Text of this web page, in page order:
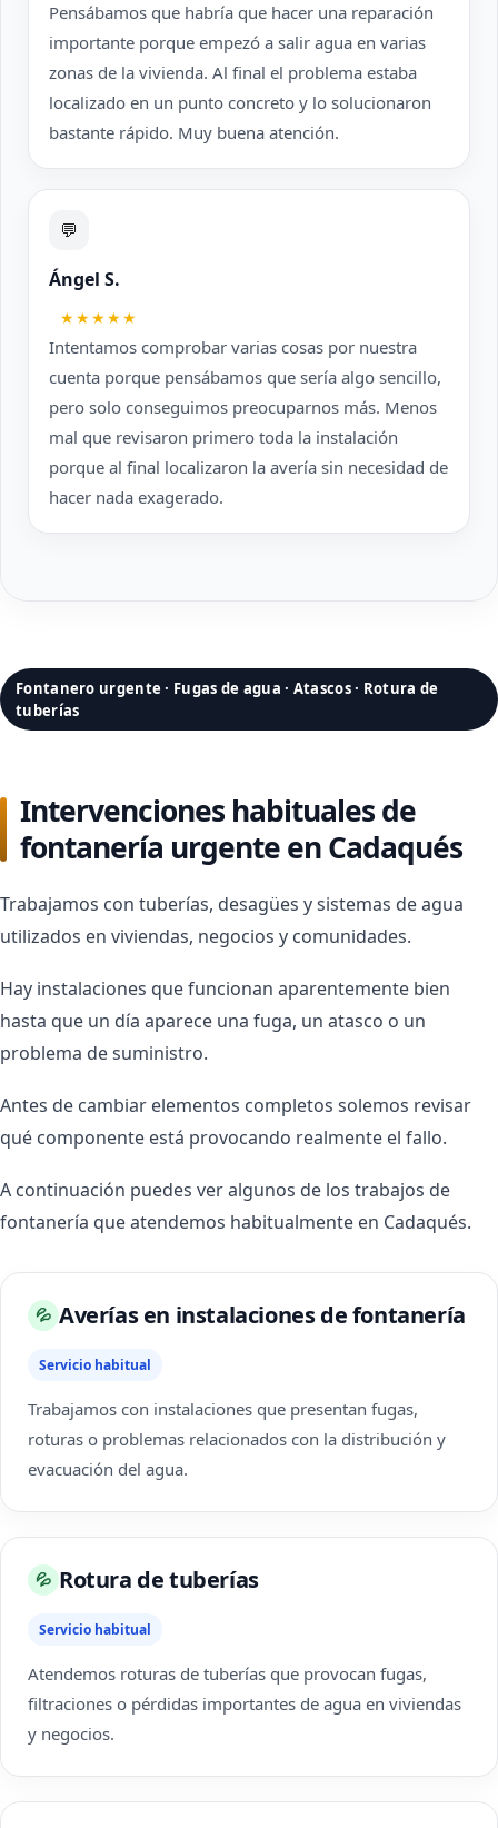
Pensábamos que habría que hacer una reparación
importante porque empezó a salir agua en varias
zonas de la vivienda. Al final el problema estaba
localizado en un punto concreto y lo solucionaron
bastante rápido. Muy buena atención.
💬
Ángel S.
★★★★★
Intentamos comprobar varias cosas por nuestra
cuenta porque pensábamos que sería algo sencillo,
pero solo conseguimos preocuparnos más. Menos
mal que revisaron primero toda la instalación
porque al final localizaron la avería sin necesidad de
hacer nada exagerado.
Fontanero urgente · Fugas de agua · Atascos · Rotura de
tuberías
Intervenciones habituales de
fontanería urgente en Cadaqués
Trabajamos con tuberías, desagües y sistemas de agua
utilizados en viviendas, negocios y comunidades.
Hay instalaciones que funcionan aparentemente bien
hasta que un día aparece una fuga, un atasco o un
problema de suministro.
Antes de cambiar elementos completos solemos revisar
qué componente está provocando realmente el fallo.
A continuación puedes ver algunos de los trabajos de
fontanería que atendemos habitualmente en Cadaqués.
💦 Averías en instalaciones de fontanería
Servicio habitual
Trabajamos con instalaciones que presentan fugas,
roturas o problemas relacionados con la distribución y
evacuación del agua.
💦 Rotura de tuberías
Servicio habitual
Atendemos roturas de tuberías que provocan fugas,
filtraciones o pérdidas importantes de agua en viviendas
y negocios.